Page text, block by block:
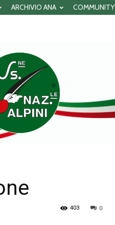
ARCHIVIO ANA COMMUNITY
Associazione
0
403